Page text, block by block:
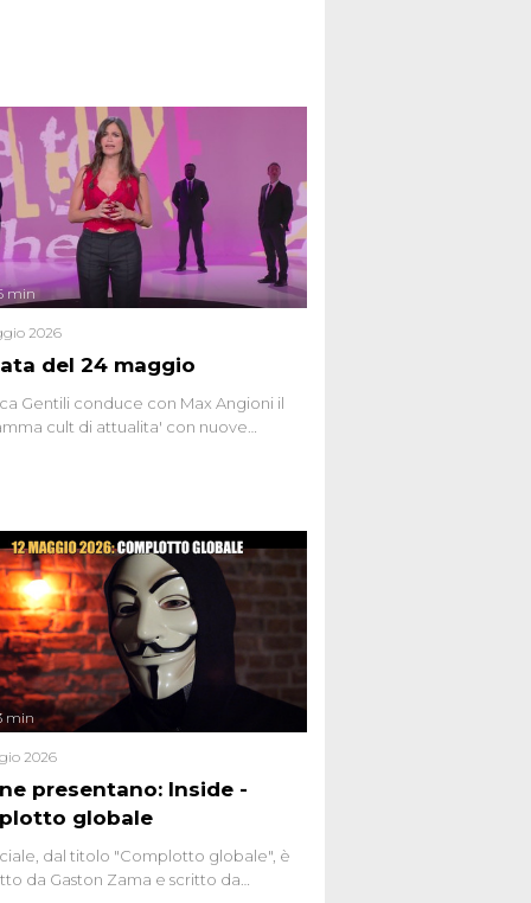
del 24 maggio
min
2026
Gentili conduce con Max Angioni il
cult di attualita' con nuove
presentano: Inside -
globale
min
2026
dal titolo "Complotto globale", è
da Gaston Zama e scritto da